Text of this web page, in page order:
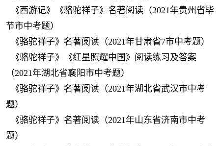
《西游记》《骆驼祥子》名著阅读（2021年贵州省毕
节市中考题）
《骆驼祥子》名著阅读（2021年甘肃省7市中考题）
《骆驼祥子》《红星照耀中国》阅读练习及答案
（2021年湖北省襄阳市中考题）
《骆驼祥子》名著阅读（2021年湖北省武汉市中考
题）
《骆驼祥子》名著阅读（2021年山东省济南市中考
题）